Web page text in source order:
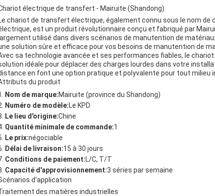
électrique de transfert - Mairuite (Shandong)
chariot de transfert électrique, également connu sous le nom
est un produit révolutionnaire conçu et fabriqué par
utilisé dans divers scénarios de manutention de
solution sûre et efficace pour vos besoins de manutention de
sa technologie avancée et ses performances fiables, le
idéale pour déplacer des charges lourdes dans votre
en font une option pratique et polyvalente pour tout milieu
du produit
Nom de marque:Mairuite (province du Shandong)
Numéro de modèle:Le KPD
Le lieu d'origine:Chine
Quantité minimale de commande:1
Le prix:négociable
Délai de livraison:15 à 30 jours
Conditions de paiement:L/C, T/T
Capacité d'approvisionnement:3 séries par semaine
d'application
des matières industrielles